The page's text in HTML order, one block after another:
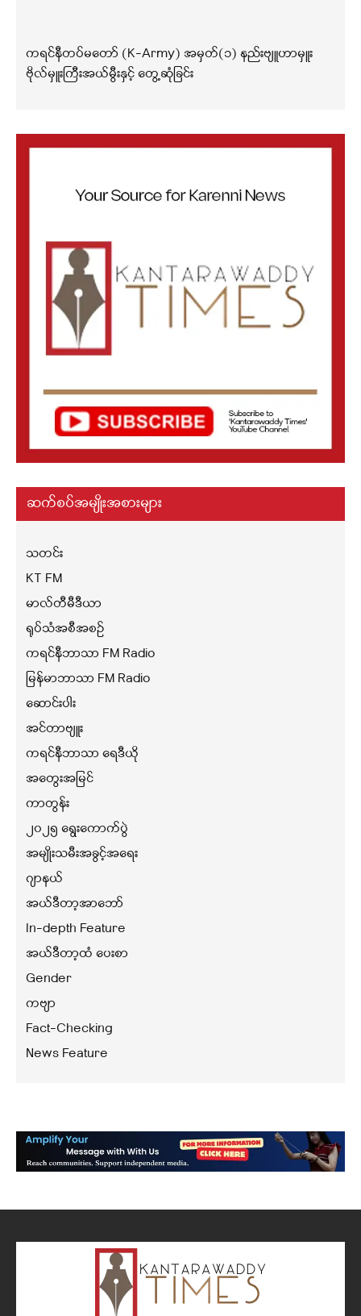
ကရင်နီတပ်မတော် (K-Army) အမှတ်(၁) နည်းဗျူဟာမှူး
ဗိုလ်မှူးကြီးအယ်မွီးနှင့် တွေ့ဆုံခြင်း
ဆက်စပ်အမျိုးအစားများ
သတင်း
KT FM
မာလ်တီမီဒီယာ
ရုပ်သံအစီအစဉ်
ကရင်နီဘာသာ FM Radio
မြန်မာဘာသာ FM Radio
ဆောင်းပါး
အင်တာဗျူး
ကရင်နီဘာသာ ရေဒီယို
အတွေးအမြင်
ကာတွန်း
၂၀၂၅ ရွေးကောက်ပွဲ
အမျိုးသမီးအခွင့်အရေး
ဂျာနယ်
အယ်ဒီတာ့အာဘော်
In-depth Feature
အယ်ဒီတာ့ထံ ပေးစာ
Gender
ကဗျာ
Fact-Checking
News Feature